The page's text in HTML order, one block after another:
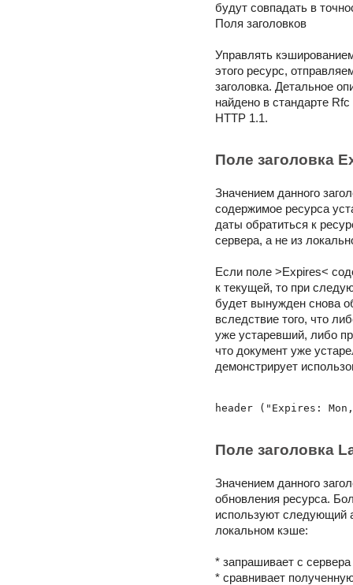
будут совпадать в
Поля заголовков
Управлять
этого ресурс,
заголовка. Детальное
найдено в стандарте
HTTP 1.1.
Поле заголовка
Значением данного
содержимое ресурса
даты обратиться к
сервера, а не из
Если поле >Expires<
к текущей, то при
будет вынужден снова
вследствие того, что
уже устаревший, либо
что документ уже
демонстрирует
header ("Expires:
Поле заголовка
Значением данного
обновления ресурса.
используют следующий
локальном кэше:
* запрашивает с
* сравнивает